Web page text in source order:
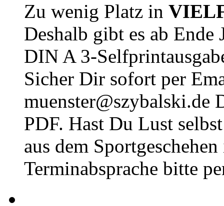
Zu wenig Platz in
Deshalb gibt es ab Ende
DIN A 3-
Sicher Dir sofort per
muenster@szybalski.de
PDF. Hast Du Lust
aus dem
Terminabsprache bitte